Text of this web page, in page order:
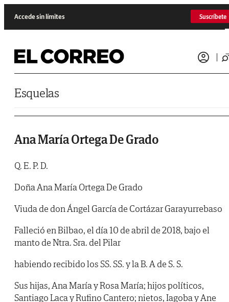
Accede sin límites Suscríbete
Esquelas
Ana María Ortega De Grado
Q. E. P. D.
Doña Ana María Ortega De Grado
Viuda de don Ángel García de Cortázar Garayurrebaso
Falleció en Bilbao, el día 10 de abril de 2018, bajo el
manto de Ntra. Sra. del Pilar
habiendo recibido los SS. SS. y la B. A de S. S.
Sus hijas, Ana María y Rosa María; hijos políticos,
Santiago Laca y Rufino Cantero; nietos, Iagoba y Ane